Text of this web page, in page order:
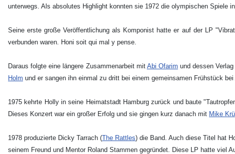
unterwegs. Als absolutes Highlight konnten sie 1972 die olympischen Spiele
Seine erste große Veröffentlichung als Komponist hatte er auf der LP
verbunden waren. Honi soit qui mal y pense.
Daraus folgte eine längere Zusammenarbeit mit Abi Ofarim und dessen
Holm und er sangen ihn einmal zu dritt bei einem gemeinsamen Frühstück
1975 kehrte Holly in seine Heimatstadt Hamburg zurück und baute
Dieses Konzert war ein großer Erfolg und sie gingen kurz danach mit Mike
1978 produzierte Dicky Tarrach (The Rattles) die Band. Auch diese Titel hat
seinem Freund und Mentor Roland Stammen gegründet. Diese LP hatte viel